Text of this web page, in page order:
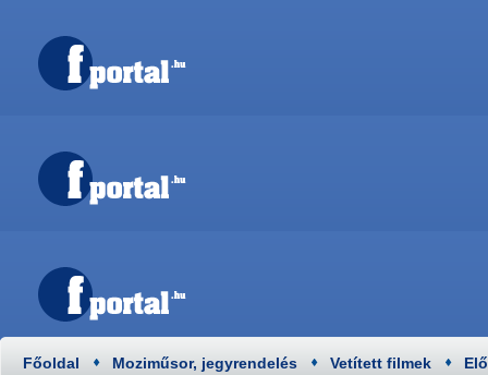
Főoldal Moziműsor, jegyrendelés Vetített filmek